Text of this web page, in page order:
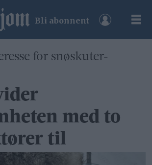
Bli abonnent
for snøskuter-
med to
til